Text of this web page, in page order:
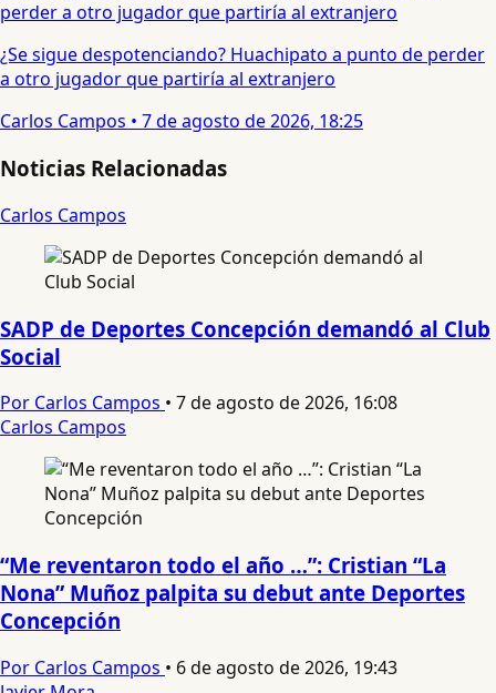
¿Se sigue despotenciando? Huachipato a punto de perder
a otro jugador que partiría al extranjero
Carlos Campos • 7 de agosto de 2026, 18:25
Noticias Relacionadas
Carlos Campos
SADP de Deportes Concepción demandó al Club
Social
Por Carlos Campos • 7 de agosto de 2026, 16:08
Carlos Campos
“Me reventaron todo el año …”: Cristian “La
Nona” Muñoz palpita su debut ante Deportes
Concepción
Por Carlos Campos • 6 de agosto de 2026, 19:43